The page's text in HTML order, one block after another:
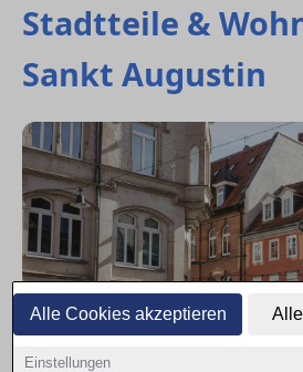
Alle Cookies akzeptieren
Einstellungen
Stadtteile &
Sankt Augustin